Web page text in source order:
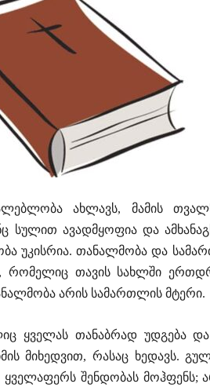
ახლავს, მამის
სულით ავადმყოფია და
უკისრია. თანალმობა და
რომელიც თავის სახლში
არის სამართლის მტერი.
ყველას თანაბრად უდგება და
მიხედვით, რასაც ხედავს.
შენდობას მოჰფენს;